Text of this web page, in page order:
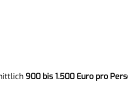
900 bis 1.500 Euro pro